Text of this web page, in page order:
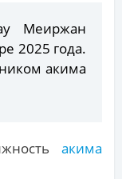
Меиржан
2025 года.
акима
акима